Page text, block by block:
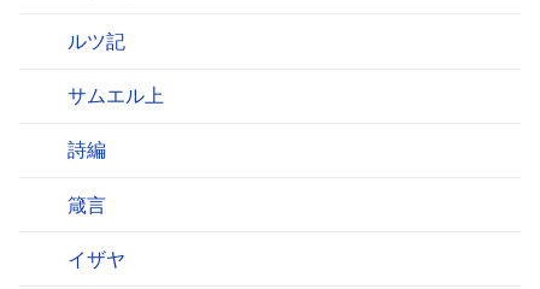
ルツ記
サムエル上
詩編
箴言
イザヤ